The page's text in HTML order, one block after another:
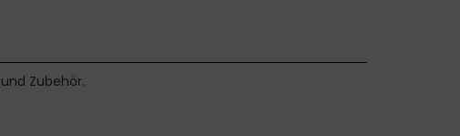
Zubehör.